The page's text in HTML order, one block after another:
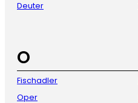
Deuter
O
Fischadler
Oper